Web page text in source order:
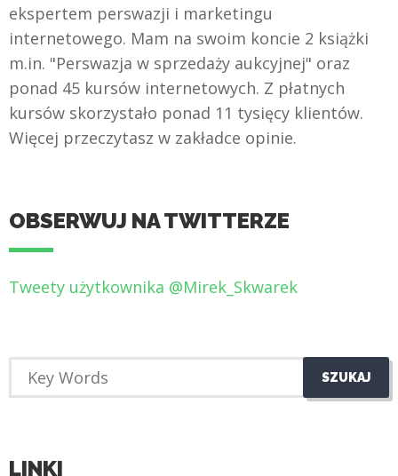
ekspertem perswazji i marketingu
internetowego. Mam na swoim koncie 2 książki
m.in. "Perswazja w sprzedaży aukcyjnej" oraz
ponad 45 kursów internetowych. Z płatnych
kursów skorzystało ponad 11 tysięcy klientów.
Więcej przeczytasz w zakładce opinie.
OBSERWUJ NA TWITTERZE
Tweety użytkownika @Mirek_Skwarek
LINKI